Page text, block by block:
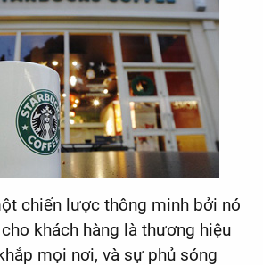
chiến lược thông minh bởi nó
khách hàng là thương hiệu
mọi nơi, và sự phủ sóng